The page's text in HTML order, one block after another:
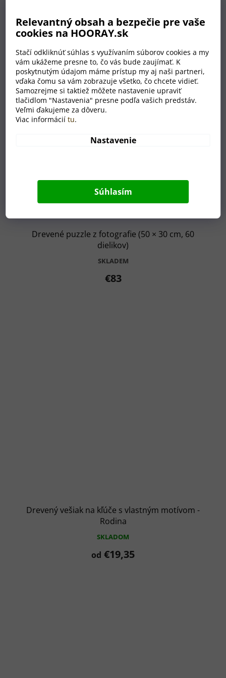
Relevantný obsah a bezpečie pre vaše
cookies na HOORAY.sk
Stačí odkliknúť súhlas s využívaním súborov cookies a my
vám ukážeme presne to, čo vás bude zaujímať. K
poskytnutým údajom máme prístup my aj naši partneri,
vďaka čomu sa vám zobrazuje všetko, čo chcete vidieť.
Samozrejme si taktiež môžete nastavenie upraviť
tlačidlom "Nastavenia" presne podľa vašich predstáv.
Veľmi ďakujeme za dôveru.
Viac informáciítu.
Nastavenie
Súhlasím
5,0
z
hviezdičiek.
Drevené puzzle z fotografie (50 × 30 cm, 60
dielikov)
SKLADEM
€83
Drevený vešiak na kľúče s vlastným motívom -
Rodina
SKLADOM
od €19,35